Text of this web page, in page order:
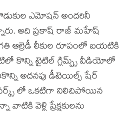
ఎమోషన్ అందరినీ
అది ప్రకాష్ రాజ్ మహేష్
ఆల్రెడీ లీకుల రూపంలో బయటికి
కొన్ని టైటిల్ గ్లిమ్ప్స్ వీడియోలో
అదనపు డీటెయిల్స్ షేర్
వర్క్స్ లో ఒకటిగా నిలిచిపోయిన
వాటికి వెళ్లి ప్రేక్షకులను